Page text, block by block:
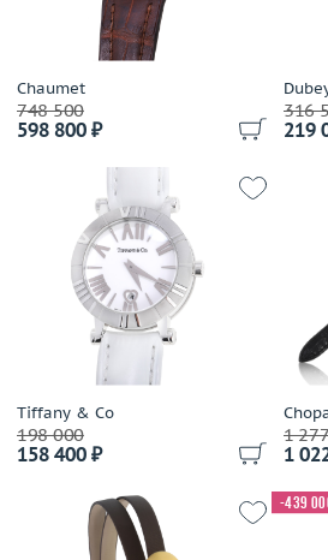
Chaumet
748 500
598 800 ₽
316
219
Tiffany & Co
198 000
158 400 ₽
1
1
-439